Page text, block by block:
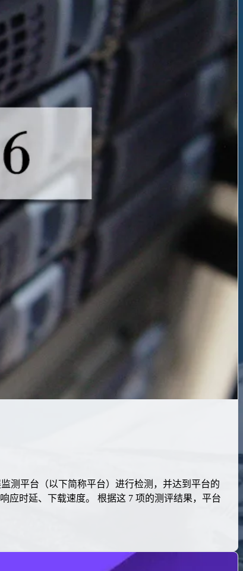
测平台（以下简称平台）进行检测，并达到平台的
应时延、下载速度。 根据这 7 项的测评结果，平台